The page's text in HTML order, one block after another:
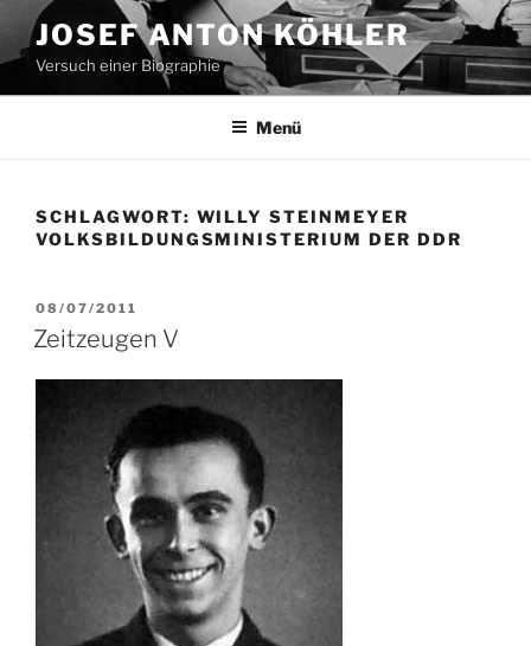
Inhalt
springen
JOSEF ANTON KÖHLER
Versuch einer Biographie
Menü
SCHLAGWORT: WILLY STEINMEYER
VOLKSBILDUNGSMINISTERIUM DER DDR
VERÖFFENTLICHT
AM
08/07/2011
Zeitzeugen V